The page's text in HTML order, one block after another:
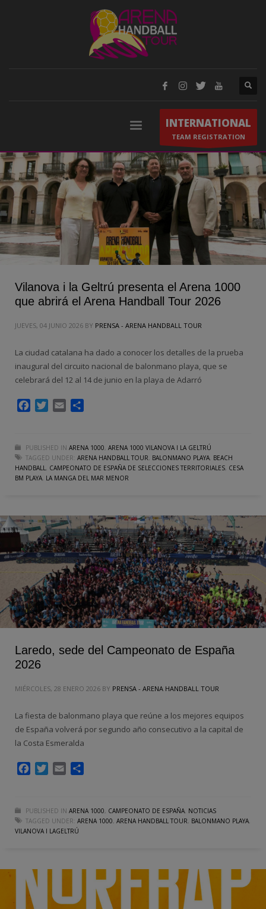
INTERNATIONAL
TEAM REGISTRATION
Vilanova i la Geltrú presenta el Arena 1000
que abrirá el Arena Handball Tour 2026
JUEVES, 04 JUNIO 2026 BY PRENSA - ARENA HANDBALL TOUR
La ciudad catalana ha dado a conocer los detalles de la prueba
inaugural del circuito nacional de balonmano playa, que se
celebrará del 12 al 14 de junio en la playa de Adarró
FacebookTwitter
Email
PUBLISHED IN ARENA 1000, ARENA 1000 VILANOVA I LA GELTRÚ
TAGGED UNDER: ARENA HANDBALL TOUR, BALONMANO PLAYA, BEACH
HANDBALL , CAMPEONATO DE ESPAÑA DE SELECCIONES TERRITORIALES, CESA
BM PLAYA, LA MANGA DEL MAR MENOR
Laredo, sede del Campeonato de España
2026
MIÉRCOLES, 28 ENERO 2026 BY PRENSA - ARENA HANDBALL TOUR
La fiesta de balonmano playa que reúne a los mejores equipos
de España volverá por segundo año consecutivo a la capital de
la Costa Esmeralda
FacebookTwitter
Email
PUBLISHED IN ARENA 1000, CAMPEONATO DE ESPAÑA, NOTICIAS
TAGGED UNDER: ARENA 1000, ARENA HANDBALL TOUR, BALONMANO PLAYA,
VILANOVA I LAGELTRÚ